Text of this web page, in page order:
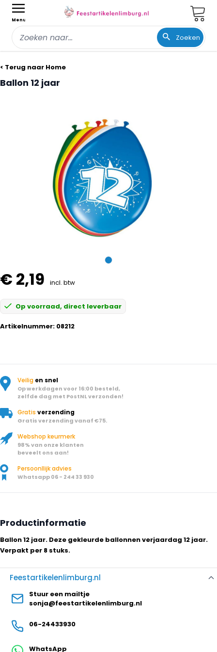
Menu
Zoeken
< Terug naar Home
Ballon 12 jaar
€ 2,19 incl. btw
Op voorraad, direct leverbaar
Artikelnummer: 08212
Veilig en snel
Op werkdagen voor 16:00 besteld,
zelfde dag met PostNL verzonden!
Gratis verzending
Gratis verzending vanaf €75.
Webshop keurmerk
98% van onze klanten
beveelt ons aan!
Persoonllijk advies
Whatsapp 06 - 244 33 930
Productinformatie
Ballon 12 jaar. Deze gekleurde ballonnen verjaardag 12 jaar.
Verpakt per 8 stuks.
Feestartikelenlimburg.nl
Stuur een mailtje
sonja@feestartikelenlimburg.nl
06-24433930
WhatsApp